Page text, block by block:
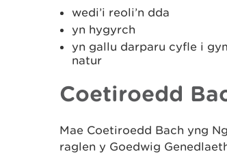
wedi’i reoli’n dda
yn hygyrch
yn gallu darparu cyfle i
natur
Coetiroedd
Mae Coetiroedd Bach yng
raglen y Goedwig